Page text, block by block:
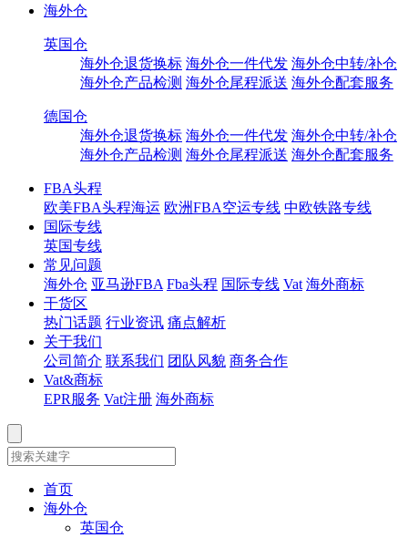
海外仓
英国仓
海外仓退货换标 海外仓一件代发 海外仓中转/补仓
海外仓产品检测 海外仓尾程派送 海外仓配套服务
德国仓
海外仓退货换标 海外仓一件代发 海外仓中转/补仓
海外仓产品检测 海外仓尾程派送 海外仓配套服务
FBA头程
欧美FBA头程海运 欧洲FBA空运专线 中欧铁路专线
国际专线
英国专线
常见问题
海外仓 亚马逊FBA Fba头程 国际专线 Vat 海外商标
干货区
热门话题 行业资讯 痛点解析
关于我们
公司简介 联系我们 团队风貌 商务合作
Vat&商标
EPR服务 Vat注册 海外商标
首页
海外仓
英国仓